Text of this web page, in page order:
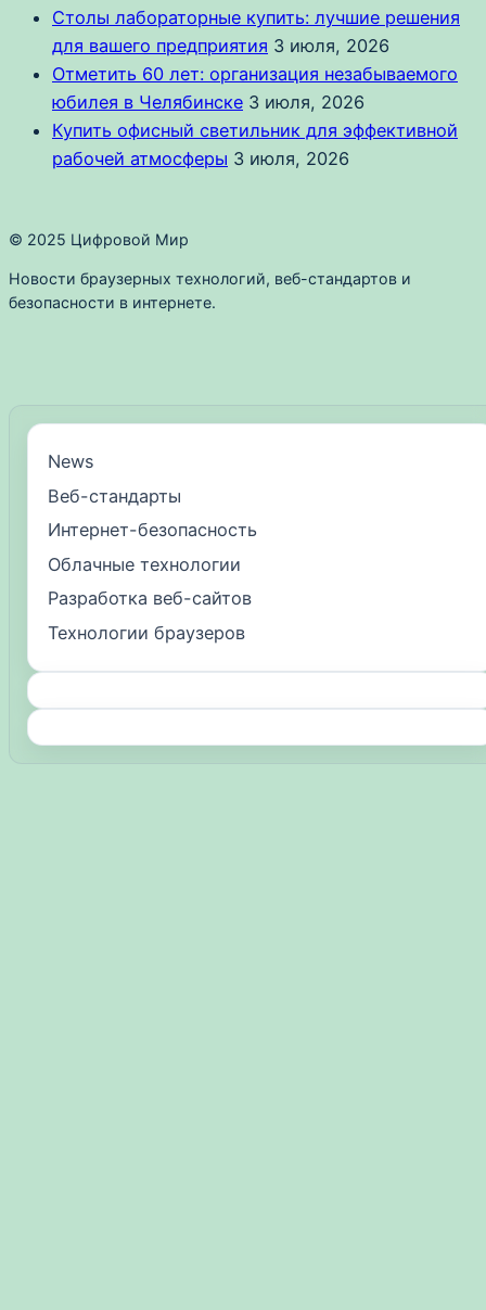
Столы лабораторные купить: лучшие решения
для вашего предприятия 3 июля, 2026
Отметить 60 лет: организация незабываемого
юбилея в Челябинске 3 июля, 2026
Купить офисный светильник для эффективной
рабочей атмосферы 3 июля, 2026
© 2025 Цифровой Мир
Новости браузерных технологий, веб-стандартов и
безопасности в интернете.
News
Веб-стандарты
Интернет-безопасность
Облачные технологии
Разработка веб-сайтов
Технологии браузеров